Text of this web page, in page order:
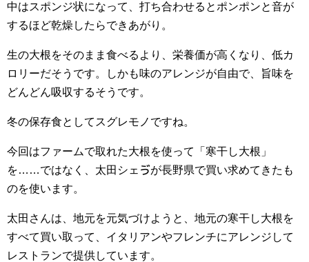
中はスポンジ状になって、打ち合わせるとポンポンと音が
するほど乾燥したらできあがり。
生の大根をそのまま食べるより、栄養価が高くなり、低カ
ロリーだそうです。しかも味のアレンジが自由で、旨味を
どんどん吸収するそうです。
冬の保存食としてスグレモノですね。
今回はファームで取れた大根を使って「寒干し大根」
を……ではなく、太田シェゔが長野県で買い求めてきたも
のを使います。
太田さんは、地元を元気づけようと、地元の寒干し大根を
すべて買い取って、イタリアンやフレンチにアレンジして
レストランで提供しています。